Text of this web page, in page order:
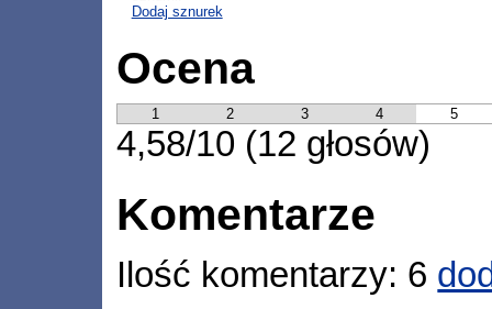
Dodaj sznurek
Ocena
1 2 3 4 5
4,58/10 (12 głosów)
Komentarze
Ilość komentarzy: 6